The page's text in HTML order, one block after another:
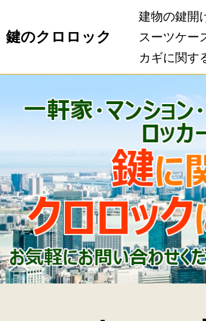
鍵のクロロック
建物の鍵開
スーツケー
カギに関す